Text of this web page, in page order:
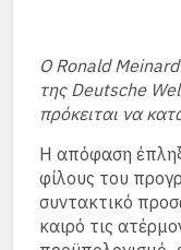
Ο Ronald
της Deutsche
πρόκειται να
Η απόφαση
φίλους του
συντακτικό
καιρό τις